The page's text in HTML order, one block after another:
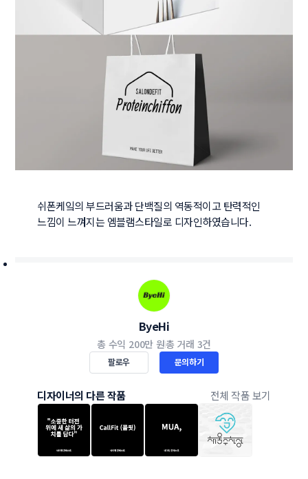
쉬폰케잌의 부드러움과 단백질의 역동적이고 탄력적인
느낌이 느껴지는 엠블램스타일로 디자인하였습니다.
ByeHi
총 수익 200만 원총 거래 3건
팔로우 문의하기
디자이너의 다른 작품 전체 작품 보기